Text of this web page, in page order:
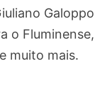
Galoppo
o Fluminense,
muito mais.